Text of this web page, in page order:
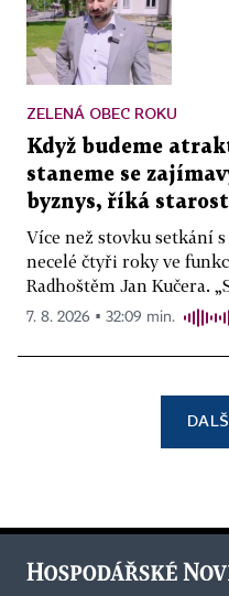
ZELENÁ OBEC ROKU
Když budeme
staneme se
byznys, říká
Více než stovku setkání
necelé čtyři roky ve
Radhoštěm Jan Kučera.
7. 8. 2026 ▪ 32:09 min.